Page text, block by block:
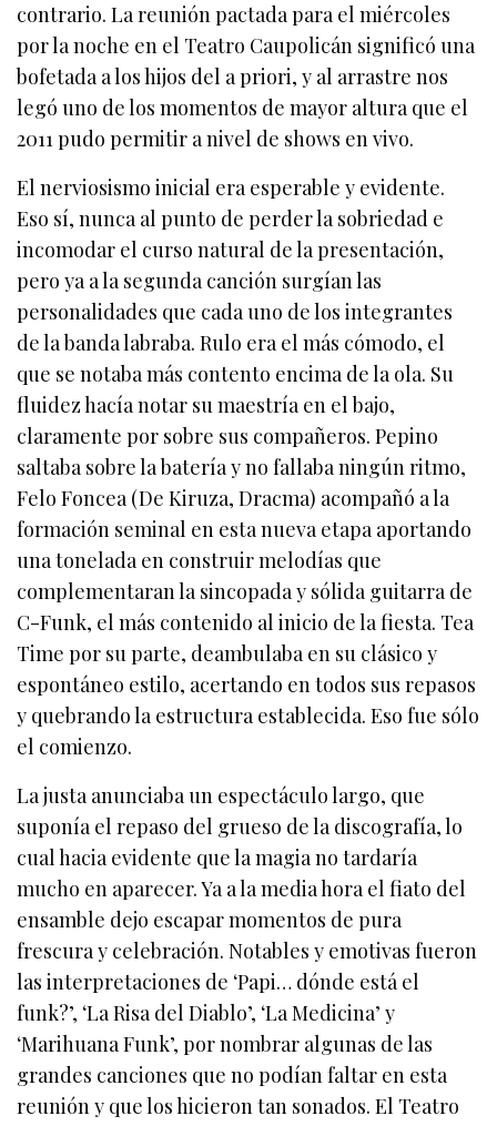
contrario. La reunión pactada para el miércoles
por la noche en el Teatro Caupolicán significó una
bofetada a los hijos del a priori, y al arrastre nos
legó uno de los momentos de mayor altura que el
2011 pudo permitir a nivel de shows en vivo.
El nerviosismo inicial era esperable y evidente.
Eso sí, nunca al punto de perder la sobriedad e
incomodar el curso natural de la presentación,
pero ya a la segunda canción surgían las
personalidades que cada uno de los integrantes
de la banda labraba. Rulo era el más cómodo, el
que se notaba más contento encima de la ola. Su
fluidez hacía notar su maestría en el bajo,
claramente por sobre sus compañeros. Pepino
saltaba sobre la batería y no fallaba ningún ritmo,
Felo Foncea (De Kiruza, Dracma) acompañó a la
formación seminal en esta nueva etapa aportando
una tonelada en construir melodías que
complementaran la sincopada y sólida guitarra de
C-Funk, el más contenido al inicio de la fiesta. Tea
Time por su parte, deambulaba en su clásico y
espontáneo estilo, acertando en todos sus repasos
y quebrando la estructura establecida. Eso fue sólo
el comienzo.
La justa anunciaba un espectáculo largo, que
suponía el repaso del grueso de la discografía, lo
cual hacia evidente que la magia no tardaría
mucho en aparecer. Ya a la media hora el fiato del
ensamble dejo escapar momentos de pura
frescura y celebración. Notables y emotivas fueron
las interpretaciones de ‘Papi… dónde está el
funk?’, ‘La Risa del Diablo’, ‘La Medicina’ y
‘Marihuana Funk’, por nombrar algunas de las
grandes canciones que no podían faltar en esta
reunión y que los hicieron tan sonados. El Teatro